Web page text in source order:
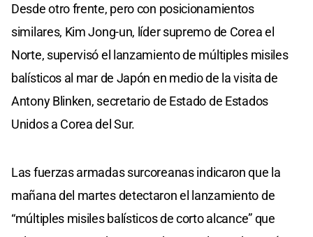
Desde otro frente, pero con posicionamientos
similares, Kim Jong-un, líder supremo de Corea el
Norte, supervisó el lanzamiento de múltiples misiles
balísticos al mar de Japón en medio de la visita de
Antony Blinken, secretario de Estado de Estados
Unidos a Corea del Sur.
Las fuerzas armadas surcoreanas indicaron que la
mañana del martes detectaron el lanzamiento de
“múltiples misiles balísticos de corto alcance” que